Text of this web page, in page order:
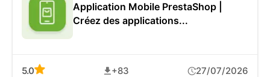
Application Mobile PrestaShop |
Créez des applications...
5.0 +83 27/07/2026